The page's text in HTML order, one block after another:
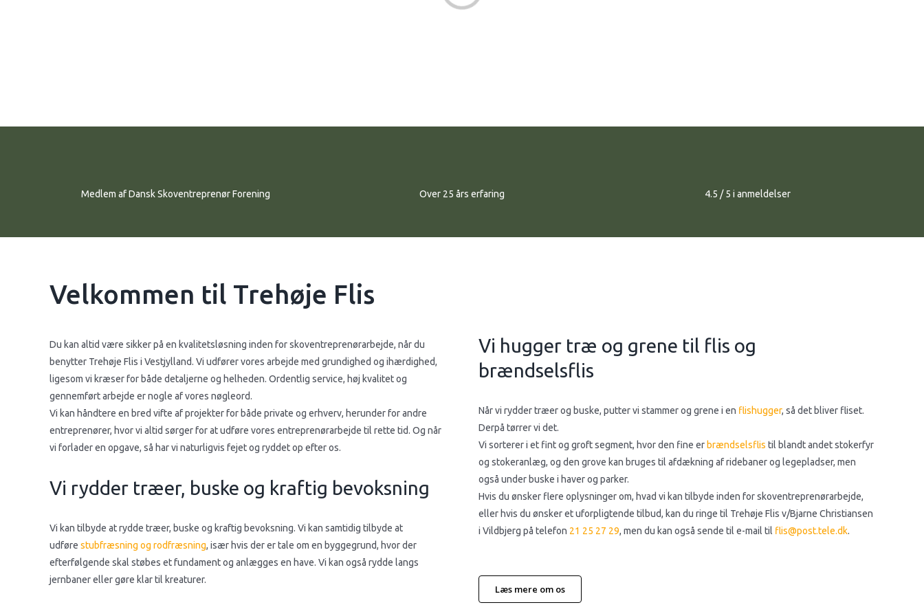
Medlem af Dansk Skoventreprenør Forening​ ​Over 25 års erfaring​ 4.5 / 5 i anmeldelser​
Velkommen til Trehøje Flis
Du kan altid være sikker på en kvalitetsløsning inden for skoventreprenørarbejde, når du
benytter Trehøje Flis i Vestjylland. Vi udfører vores arbejde med grundighed og ihærdighed,
ligesom vi kræser for både detaljerne og helheden. Ordentlig service, høj kvalitet og
gennemført arbejde er nogle af vores nøgleord.
Vi kan håndtere en bred vifte af projekter for både private og erhverv, herunder for andre
entreprenører, hvor vi altid sørger for at udføre vores entreprenørarbejde til rette tid. Og når
vi forlader en opgave, så har vi naturligvis fejet og ryddet op efter os.
Vi rydder træer, buske og kraftig bevoksning
Vi kan tilbyde at rydde træer, buske og kraftig bevoksning. Vi kan samtidig tilbyde at
udføre stubfræsning og rodfræsning, især hvis der er tale om en byggegrund, hvor der
efterfølgende skal støbes et fundament og anlægges en have. Vi kan også rydde langs
jernbaner eller gøre klar til kreaturer.
Vi hugger træ og grene til flis og
brændselsflis​
Når vi rydder træer og buske, putter vi stammer og grene i en flishugger, så det bliver fliset.
Derpå tørrer vi det.
Vi sorterer i et fint og groft segment, hvor den fine er brændselsflis til blandt andet stokerfyr
og stokeranlæg, og den grove kan bruges til afdækning af ridebaner og legepladser, men
også under buske i haver og parker.
Hvis du ønsker flere oplysninger om, hvad vi kan tilbyde inden for skoventreprenørarbejde,
eller hvis du ønsker et uforpligtende tilbud, kan du ringe til Trehøje Flis v/Bjarne Christiansen
i Vildbjerg på telefon 21 25 27 29, men du kan også sende til e-mail til flis@post.tele.dk.​
Læs mere om os